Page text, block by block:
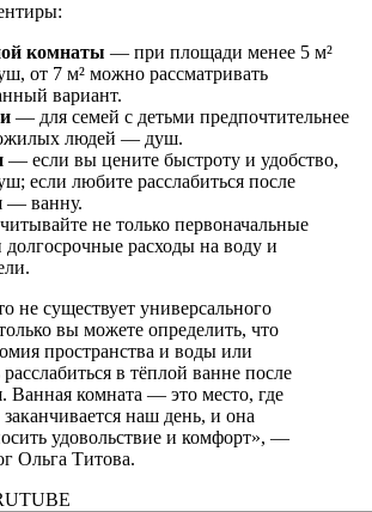
комнаты — при площади менее 5 м²
от 7 м² можно рассматривать
вариант.
— для семей с детьми предпочтительнее
людей — душ.
— если вы цените быстроту и удобство,
если любите расслабиться после
— ванну.
не только первоначальные
долгосрочные расходы на воду и
не существует универсального
вы можете определить, что
пространства и воды или
в тёплой ванне после
Ванная комната — это место, где
заканчивается наш день, и она
удовольствие и комфорт», —
Ольга Титова.